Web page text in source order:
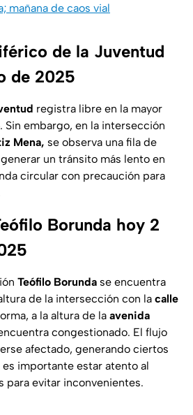
mañana de caos vial
de la Juventud
de 2025
registra libre en la mayor
embargo, en la intersección
Mena, se observa una fila de
un tránsito más lento en
circular con precaución para
Borunda hoy 2
Teófilo Borunda se encuentra
de la intersección con la calle
a la altura de la avenida
congestionado. El flujo
afectado, generando ciertos
importante estar atento al
para evitar inconvenientes.